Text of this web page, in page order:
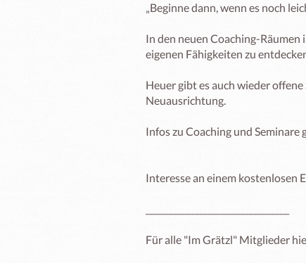
„Beginne dann, wenn es noch
In den neuen Coaching-Räumen
eigenen Fähigkeiten zu
Heuer gibt es auch wieder
Neuausrichtung.
Infos zu Coaching und Seminare
Interesse an einem kostenlosen
Für alle "Im Grätzl" Mitglieder